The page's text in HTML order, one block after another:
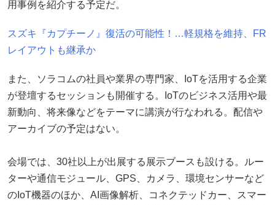
用事例を紹介する予定だ。
スズキ『カプチーノ』復活の可能性！…軽規格を維持、FR
レイアウトも継承か
また、ソラコムの社員や業界の専門家、IoTを活用する企業
が登壇するセッションも開催する。IoTのビジネス活用や最
新動向、将来像などをテーマに講演が行なわれる。配信や
アーカイブの予定はない。
会場では、30社以上が出展する展示ブースも設ける。ルー
ターや通信モジュール、GPS、カメラ、環境センサーなど
のIoT機器のほか、AI画像解析、コネクテッドカー、スマー